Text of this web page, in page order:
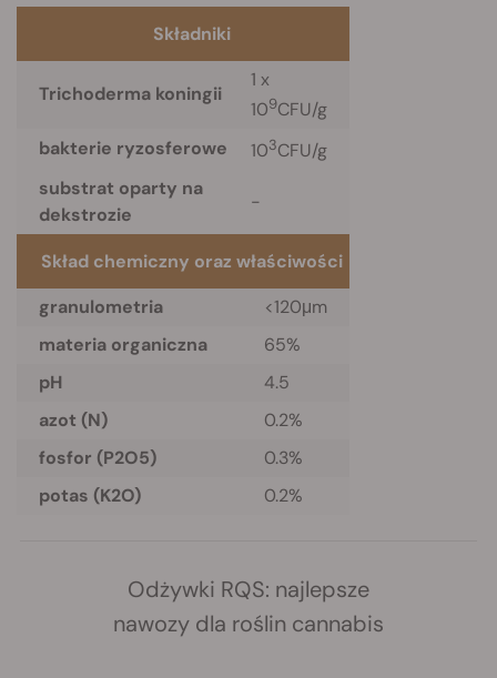
Składniki
Trichoderma koningii
1 x
109CFU/g
bakterie ryzosferowe
103CFU/g
substrat oparty na
dekstrozie
-
Skład chemiczny oraz właściwości
granulometria
<120μm
materia organiczna
65%
pH
4.5
azot (N)
0.2%
fosfor (P2O5)
0.3%
potas (K2O)
0.2%
Odżywki RQS: najlepsze
nawozy dla roślin cannabis